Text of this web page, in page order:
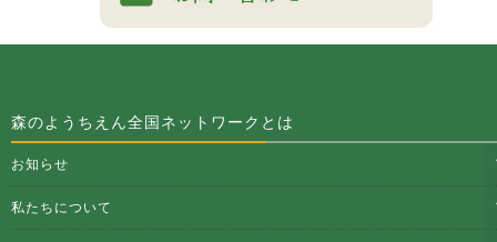
森のようちえん全国ネットワークとは
お知らせ
私たちについて